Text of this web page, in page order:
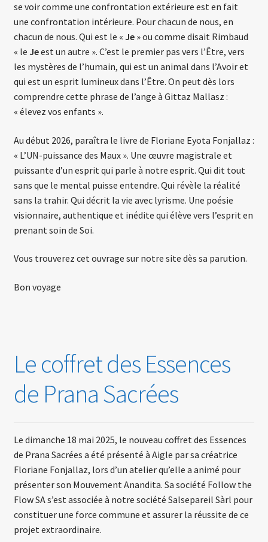
se voir comme une confrontation extérieure est en fait
une confrontation intérieure. Pour chacun de nous, en
chacun de nous. Qui est le « Je» ou comme disait Rimbaud
« le Jeest un autre ». C’est le premier pas vers l’Être, vers
les mystères de l’humain, qui est un animal dans l’Avoir et
qui est un esprit lumineux dans l’Être. On peut dès lors
comprendre cette phrase de l’ange à Gittaz Mallasz :
« élevez vos enfants ».
Au début 2026, paraîtra le livre de Floriane Eyota Fonjallaz :
« L’UN-puissance des Maux ». Une œuvre magistrale et
puissante d’un esprit qui parle à notre esprit. Qui dit tout
sans que le mental puisse entendre. Qui révèle la réalité
sans la trahir. Qui décrit la vie avec lyrisme. Une poésie
visionnaire, authentique et inédite qui élève vers l’esprit en
prenant soin de Soi.
Vous trouverez cet ouvrage sur notre site dès sa parution.
Bon voyage
Le coffret des Essences
de Prana Sacrées
Le dimanche 18 mai 2025, le nouveau coffret des Essences
de Prana Sacrées a été présenté à Aigle par sa créatrice
Floriane Fonjallaz, lors d’un atelier qu’elle a animé pour
présenter son Mouvement Anandita. Sa société Follow the
Flow SA s’est associée à notre société Salsepareil Sàrl pour
constituer une force commune et assurer la réussite de ce
projet extraordinaire.